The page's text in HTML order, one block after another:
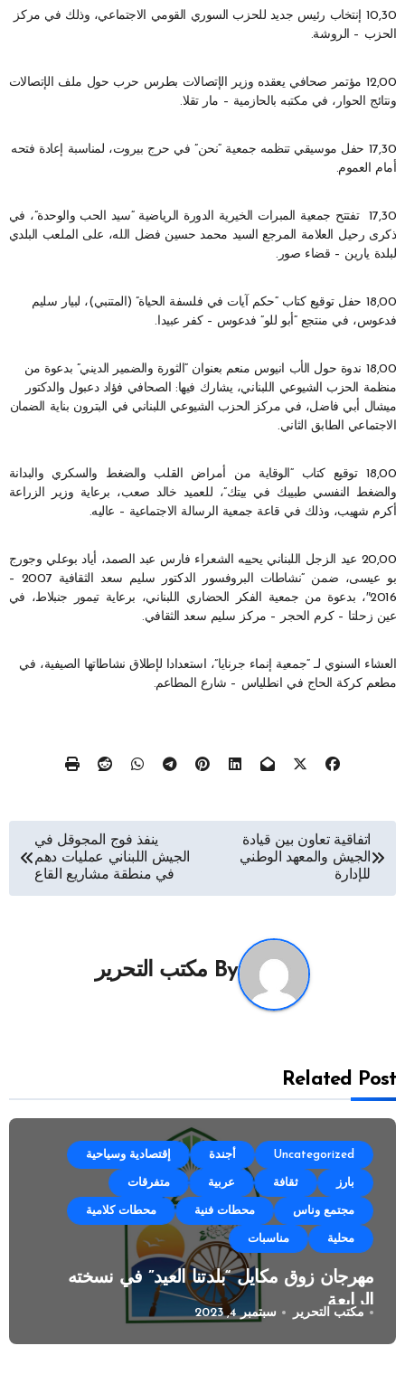
10,30 إنتخاب رئيس جديد للحزب السوري القومي الاجتماعي، وذلك في مركز
الحزب – الروشة.
12,00 مؤتمر صحافي يعقده وزير الإتصالات بطرس حرب حول ملف الإتصالات
ونتائج الحوار، في مكتبه بالحازمية – مار تقلا.
17,30 حفل موسيقي تنظمه جمعية “نحن” في حرج بيروت، لمناسبة إعادة فتحه
أمام العموم.
17,30 تفتتح جمعية المبرات الخيرية الدورة الرياضية “سيد الحب والوحدة”، في
ذكرى رحيل العلامة المرجع السيد محمد حسين فضل الله، على الملعب البلدي
لبلدة يارين – قضاء صور.
18,00 حفل توقيع كتاب “حكم آيات في فلسفة الحياة” (المتنبي)، لبيار سليم
فدعوس، في منتجع “أبو للو” فدعوس – كفر عبيدا.
18,00 ندوة حول الأب انيوس منعم بعنوان “الثورة والضمير الديني” بدعوة من
منظمة الحزب الشيوعي اللبناني، يشارك فيها: الصحافي فؤاد دعبول والدكتور
ميشال أبي فاضل، في مركز الحزب الشيوعي اللبناني في البترون بناية الضمان
الاجتماعي الطابق الثاني.
18,00 توقيع كتاب “الوقاية من أمراض القلب والضغط والسكري والبدانة
والضغط النفسي طبيبك في بيتك”، للعميد خالد صعب، برعاية وزير الزراعة
أكرم شهيب، وذلك في قاعة جمعية الرسالة الاجتماعية – عاليه.
20,00 عيد الزجل اللبناني يحييه الشعراء فارس عبد الصمد، أياد بوعلي وجورج
بو عيسى، ضمن “نشاطات البروفسور الدكتور سليم سعد الثقافية 2007 –
2016″، بدعوة من جمعية الفكر الحضاري اللبناني، برعاية تيمور جنبلاط، في
عين زحلتا – كرم الحجر – مركز سليم سعد الثقافي.
العشاء السنوي لـ “جمعية إنماء جرنايا”، استعدادا لإطلاق نشاطاتها الصيفية، في
مطعم كركة الحاج في انطلياس – شارع المطاعم.
تصفّح
المقالات
اتفاقية تعاون بين قيادة
الجيش والمعهد الوطني
للإدارة
ينفذ فوج المجوقل في
الجيش اللبناني عمليات دهم
في منطقة مشاريع القاع
By مكتب التحرير
Related Post
Uncategorized أجندة إقتصادية وسياحية
بارز ثقافة عربية متفرقات
مجتمع وناس محطات فنية محطات كلامية
محلية مناسبات
مهرجان زوق مكايل “بلدتنا العيد” في نسخته
الرابعة
مكتب التحرير سبتمبر 4, 2023